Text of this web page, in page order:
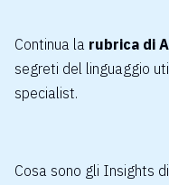
Continua la rubrica di
segreti del linguaggio
specialist.
Cosa sono gli Insights